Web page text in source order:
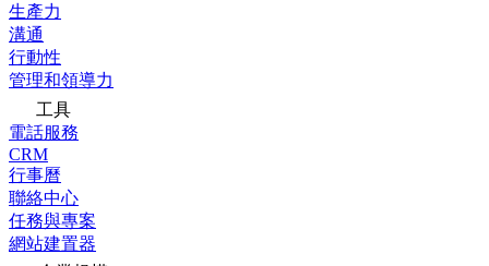
生產力
溝通
行動性
管理和領導力
工具
電話服務
CRM
行事曆
聯絡中心
任務與專案
網站建置器